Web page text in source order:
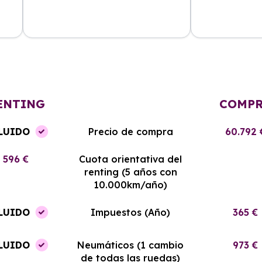
ellos.
ahora.
Precio de compra 60.792
596 €
Cuota orientativa del
renting (5 años con
10.000km/año)
Impuestos (Año) 365 €
Neumáticos (1 cambio
de todas las ruedas)
973 €